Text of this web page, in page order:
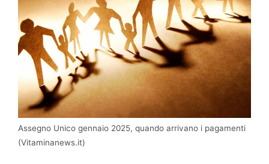
Assegno Unico gennaio 2025, quando arrivano i pagamenti
(Vitaminanews.it)